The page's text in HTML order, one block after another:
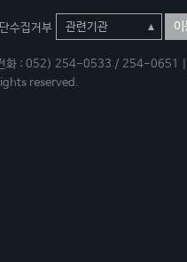
수집거부 이
전화 : 052) 254-0533 / 254-
reserved.